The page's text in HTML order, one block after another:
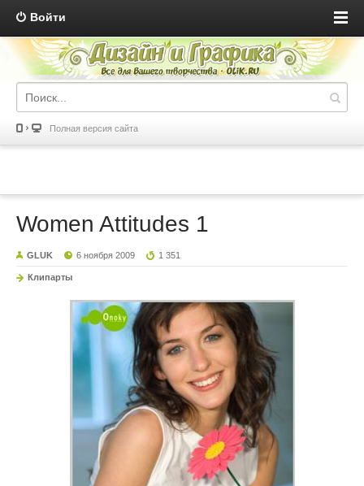
Войти
Полная версия сайта
Women Attitudes 1
GLUK 6 ноября 2009 1 351
Клипарты